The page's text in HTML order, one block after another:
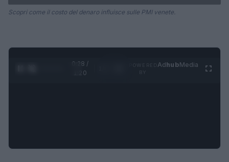
Scopri come il costo del denaro influisce sulle PMI venete.
0:28 /
1:20
AdhubMedia